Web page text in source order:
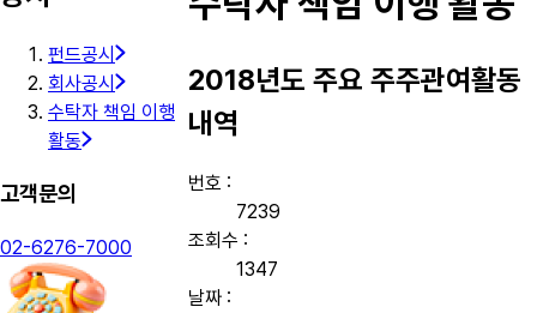
펀드공시
회사공시
수탁자 책임 이행
활동
고객문의
02-6276-7000
2018년도 주요 주주관여활동
내역
번호 :
7239
조회수 :
1347
날짜 :